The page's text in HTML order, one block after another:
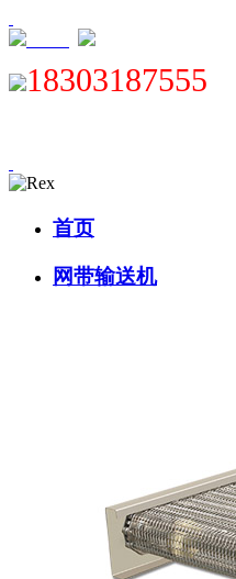
18303187555
首页
网带输送机